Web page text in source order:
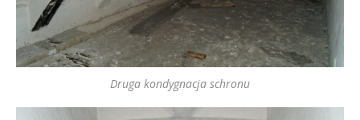
Druga kondygnacja schronu